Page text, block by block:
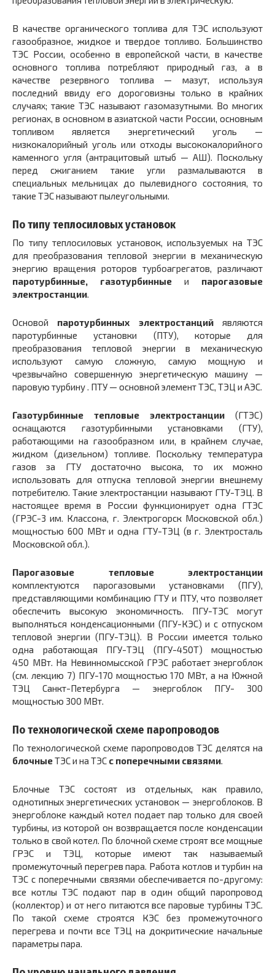
В качестве органического топлива для ТЭС используют
газообразное, жидкое и твердое топливо. Большинство
ТЭС России, особенно в европейской части, в качестве
основного топлива потребляют природный газ, а в
качестве резервного топлива — мазут, используя
последний ввиду его дороговизны только в крайних
случаях; такие ТЭС называют газомазутными. Во многих
регионах, в основном в азиатской части России, основным
топливом является энергетический уголь —
низкокалорийный уголь или отходы высококалорийного
каменного угля (антрацитовый штыб — АШ). Поскольку
перед сжиганием такие угли размалываются в
специальных мельницах до пылевидного состояния, то
такие ТЭС называют пылеугольными.
По типу теплосиловых установок
По типу теплосиловых установок, используемых на ТЭС
для преобразования тепловой энергии в механическую
энергию вращения роторов турбоагрегатов, различают
паротурбинные, газотурбинные и парогазовые
электростанции.
Основой паротурбинных электростанцийявляются
паротурбинные установки (ПТУ), которые для
преобразования тепловой энергии в механическую
используют самую сложную, самую мощную и
чрезвычайно совершенную энергетическую машину —
паровую турбину . ПТУ — основной элемент ТЭС, ТЭЦ и АЭС.
Газотурбинные тепловые электростанции (ГТЭС)
оснащаются газотурбинными установками (ГТУ),
работающими на газообразном или, в крайнем случае,
жидком (дизельном) топливе. Поскольку температура
газов за ГТУ достаточно высока, то их можно
использовать для отпуска тепловой энергии внешнему
потребителю. Такие электростанции называют ГТУ-ТЭЦ. В
настоящее время в России функционирует одна ГТЭС
(ГРЭС-3 им. Классона, г. Электрогорск Московской обл.)
мощностью 600 МВт и одна ГТУ-ТЭЦ (в г. Электросталь
Московской обл.).
Парогазовые тепловые электростанции
комплектуются парогазовыми установками (ПГУ),
представляющими комбинацию ГТУ и ПТУ, что позволяет
обеспечить высокую экономичность. ПГУ-ТЭС могут
выполняться конденсационными (ПГУ-КЭС) и с отпуском
тепловой энергии (ПГУ-ТЭЦ). В России имеется только
одна работающая ПГУ-ТЭЦ (ПГУ-450Т) мощностью
450 МВт. На Невинномысской ГРЭС работает энергоблок
(см. лекцию 7) ПГУ-170 мощностью 170 МВт, а на Южной
ТЭЦ Санкт-Петербурга — энергоблок ПГУ- 300
мощностью 300 МВт.
По технологической схеме паропроводов
По технологической схеме паропроводов ТЭС делятся на
блочныеТЭС и на ТЭС с поперечными связями.
Блочные ТЭС состоят из отдельных, как правило,
однотипных энергетических установок — энергоблоков. В
энергоблоке каждый котел подает пар только для своей
турбины, из которой он возвращается после конденсации
только в свой котел. По блочной схеме строят все мощные
ГРЭС и ТЭЦ, которые имеют так называемый
промежуточный перегрев пара. Работа котлов и турбин на
ТЭС с поперечными связями обеспечивается по-другому:
все котлы ТЭС подают пар в один общий паропровод
(коллектор) и от него питаются все паровые турбины ТЭС.
По такой схеме строятся КЭС без промежуточного
перегрева и почти все ТЭЦ на докритические начальные
параметры пара.